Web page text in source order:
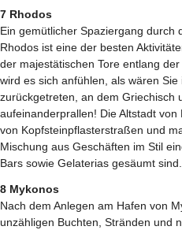
7 Rhodos
Ein gemütlicher Spaziergang durch
Rhodos ist eine der besten
der majestätischen Tore entlang
wird es sich anfühlen, als wären
zurückgetreten, an dem Griechisch
aufeinanderprallen! Die Altstadt
von Kopfsteinpflasterstraßen und
Mischung aus Geschäften im Stil
Bars sowie Gelaterias gesäumt sind.
8 Mykonos
Nach dem Anlegen am Hafen von
unzähligen Buchten, Stränden und